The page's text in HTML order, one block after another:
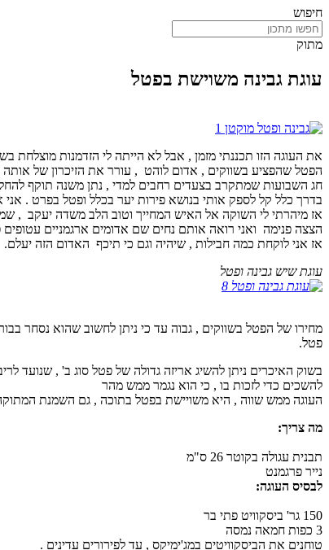
חיפוש
מתוק
עוגת גבינה משוישת בפטל
את העוגה הזו תכננתי מזמן , אבל לא הייתה לי הזדמנות מוצלחת
הפטל שהפציע בשווקים , אדום לוהט , עורר את הזיכרון של
חג השבועות שמתקרב בצעדים רחבים למדי , נתן משנה תוקף
בדרך כלל קל לספק אותי בנושא פירות יער בכלל ופטל בפרט .
אז מיהרתי לי השוקה אל האיש המחייך וטוב הלב משדה יעקב ,
הצצה פנימה ואני רואה אותם נחים שם אדומים ארגמניים
אז אני לוקחת כמה חבילות , שיהיה וגם כי תיכף האדום הזה יעלם.
עוגת שיש גבינה ופטל
פטל.
להשכים כדי לזכות בו , כי הוא נגמר ממש מהר
העוגה ממש שווה , היא משויישת בפטל בתוכה , גם השמנת
מה צריך:
תבנית עגולה בקוטר 26 ס"מ
נייר פרגמנט
לבסיס העוגה:
150 גר' ביסקוויט פתי בר
3 כפות חמאה נמסה
טוחנים את הביסקוויטים במג'ימיקס , עד לפירורים עדינים .